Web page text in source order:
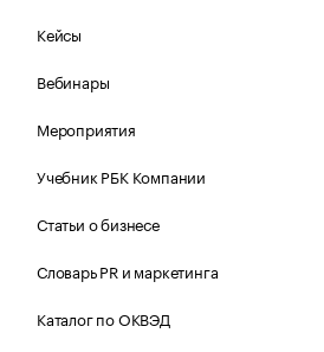
Кейсы
Вебинары
Мероприятия
Учебник РБК Компании
Статьи о бизнесе
Словарь PR и маркетинга
Каталог по ОКВЭД